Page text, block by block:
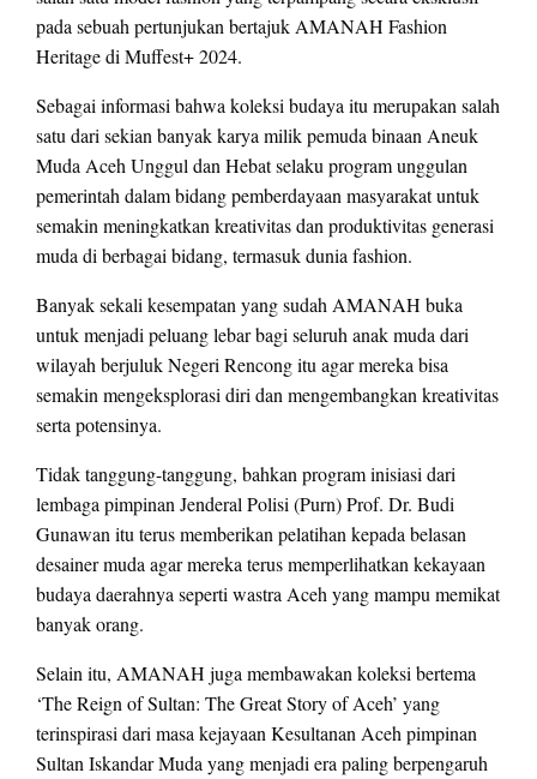
pada sebuah pertunjukan bertajuk AMANAH Fashion
Heritage di Muffest+ 2024.
Sebagai informasi bahwa koleksi budaya itu merupakan salah
satu dari sekian banyak karya milik pemuda binaan Aneuk
Muda Aceh Unggul dan Hebat selaku program unggulan
pemerintah dalam bidang pemberdayaan masyarakat untuk
semakin meningkatkan kreativitas dan produktivitas generasi
muda di berbagai bidang, termasuk dunia fashion.
Banyak sekali kesempatan yang sudah AMANAH buka
untuk menjadi peluang lebar bagi seluruh anak muda dari
wilayah berjuluk Negeri Rencong itu agar mereka bisa
semakin mengeksplorasi diri dan mengembangkan kreativitas
serta potensinya.
Tidak tanggung-tanggung, bahkan program inisiasi dari
lembaga pimpinan Jenderal Polisi (Purn) Prof. Dr. Budi
Gunawan itu terus memberikan pelatihan kepada belasan
desainer muda agar mereka terus memperlihatkan kekayaan
budaya daerahnya seperti wastra Aceh yang mampu memikat
banyak orang.
Selain itu, AMANAH juga membawakan koleksi bertema
‘The Reign of Sultan: The Great Story of Aceh’ yang
terinspirasi dari masa kejayaan Kesultanan Aceh pimpinan
Sultan Iskandar Muda yang menjadi era paling berpengaruh